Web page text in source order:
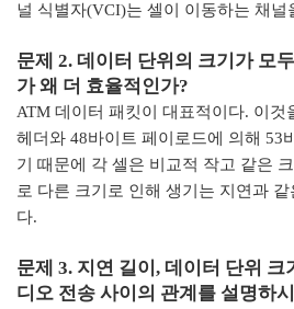
널 식별자(VCI)는 셀이 이동하는 채널
문제 2. 데이터 단위의 크기가 모
가 왜 더 효율적인가?
ATM 데이터 패킷이 대표적이다. 이것
헤더와 48바이트 페이로드에 의해 53
기 때문에 각 셀은 비교적 작고 같은
로 다른 크기로 인해 생기는 지연과
다.
문제 3. 지연 길이 , 데이터 단위 크
디오 전송 사이의 관계를 설명하